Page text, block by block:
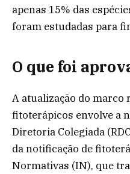
apenas 15% das
foram estudadas para
O que foi
A atualização do marco
fitoterápicos envolve a
Diretoria Colegiada
da notificação de
Normativas (IN), que